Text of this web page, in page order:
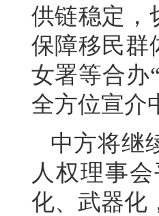
供链稳定，
保障移民群
女署等合办
全方位宣介
中方将继
人权理事
化、武器化